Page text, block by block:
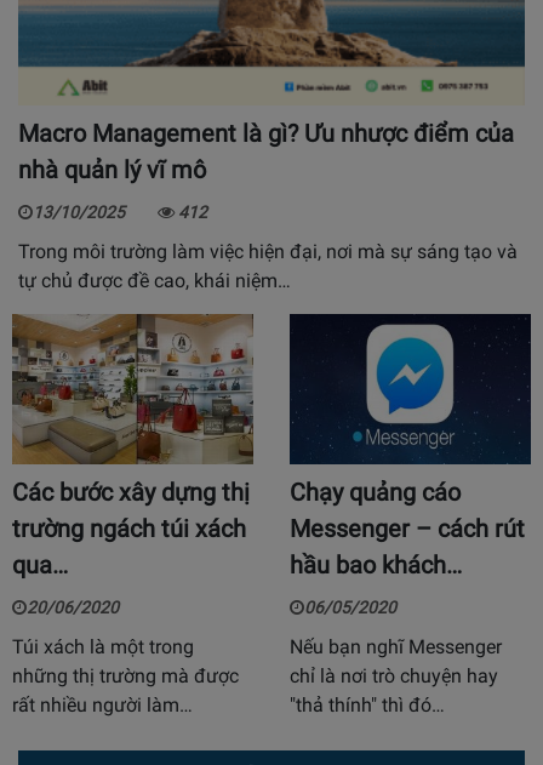
Macro Management là gì? Ưu nhược điểm của
nhà quản lý vĩ mô
13/10/2025 412
Trong môi trường làm việc hiện đại, nơi mà sự sáng tạo và
tự chủ được đề cao, khái niệm…
Các bước xây dựng thị
trường ngách túi xách
qua…
20/06/2020
Túi xách là một trong
những thị trường mà được
rất nhiều người làm…
Chạy quảng cáo
Messenger – cách rút
hầu bao khách…
06/05/2020
Nếu bạn nghĩ Messenger
chỉ là nơi trò chuyện hay
"thả thính" thì đó…